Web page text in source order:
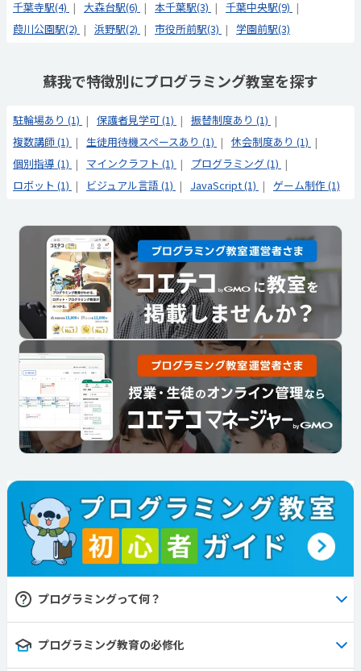
千葉寺駅(4) 大森台駅(6) 本千葉駅(3)
千葉中央駅(9)
葭川公園駅(2)
浜野駅(2) 市役所前駅(3) 学園前駅(3)
蘇我で特徴別にプログラミング教室を探す
駐輪場あり (1) 保護者見学可 (1)
振替制度あり (1)
複数講師 (1)
生徒用待機スペースあり (1)
休会制度あり (1)
個別指導 (1)
マインクラフト (1)
プログラミング (1)
ロボット (1)
ビジュアル言語 (1) JavaScript (1) ゲーム制作 (1)
プログラミングって何？
プログラミング教育の必修化